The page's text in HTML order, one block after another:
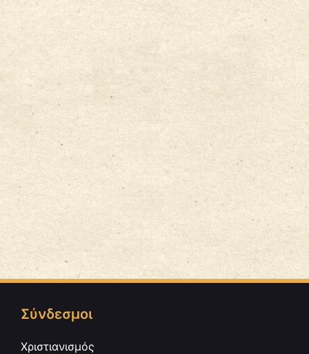
Σύνδεσμοι
Χριστιανισμός